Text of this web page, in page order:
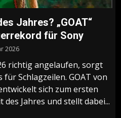
Jahres? „GOAT“
für Sony
2026
richtig angelaufen, sorgt
Schlagzeilen. GOAT von
sich zum ersten
Jahres und stellt dabei...